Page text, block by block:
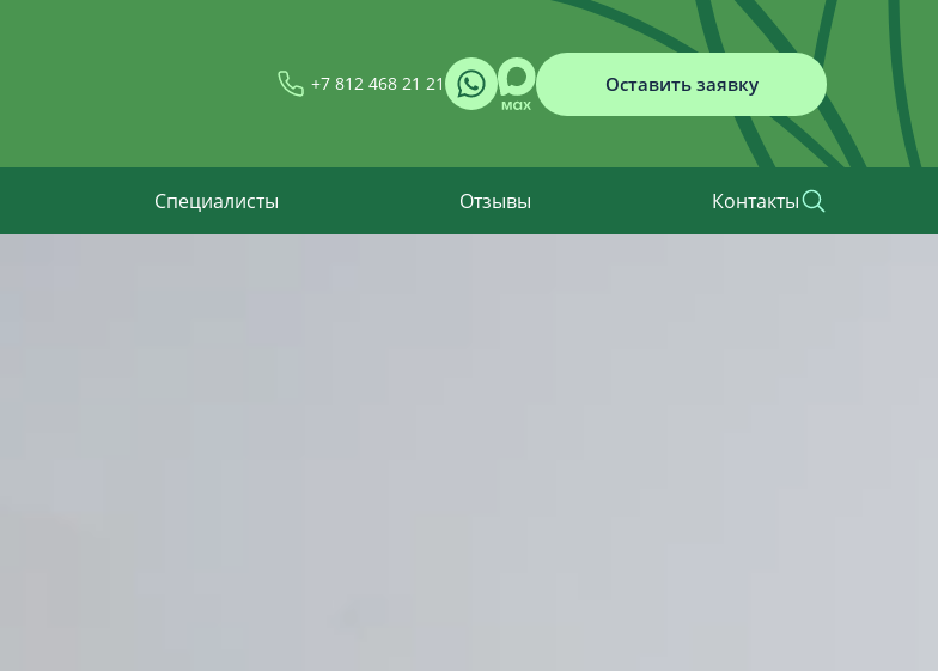
+7 812 468 21 21 Оставить заявку
Специалисты Отзывы Контакты